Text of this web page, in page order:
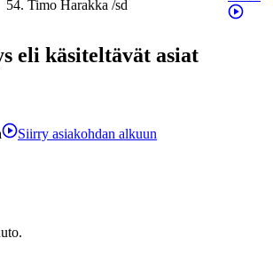
54. Timo Harakka /sd
eli käsiteltävät asiat
Siirry asiakohdan alkuun